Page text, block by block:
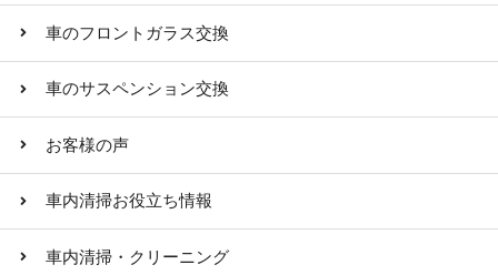
車のフロントガラス交換
車のサスペンション交換
お客様の声
車内清掃お役立ち情報
車内清掃・クリーニング